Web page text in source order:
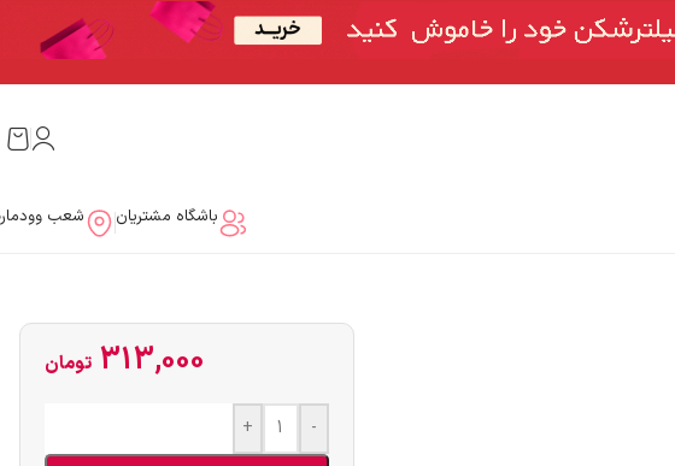
باشگاه مشتریان شعب
313,000 تومان
-
+